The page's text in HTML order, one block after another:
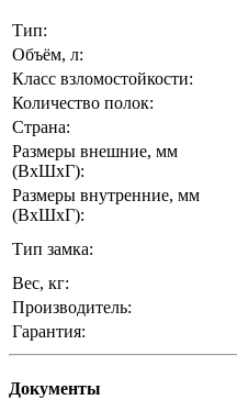
Тип:
Объём, л:
Класс взломостойкости:
Количество полок:
Страна:
Размеры внешние, мм
(ВхШхГ):
Размеры внутренние, мм
(ВхШхГ):
Тип замка:
Вес, кг:
Производитель:
Гарантия:
Документы